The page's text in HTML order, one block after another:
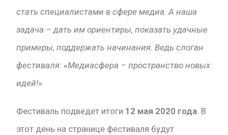
стать специалистами в сфере медиа. А наша
задача – дать им ориентиры, показать удачные
примеры, поддержать начинания. Ведь слоган
фестиваля: «Медиасфера – пространство новых
идей!».
Фестиваль подведет итоги 12 мая 2020 года. В
этот день на странице фестиваля будут